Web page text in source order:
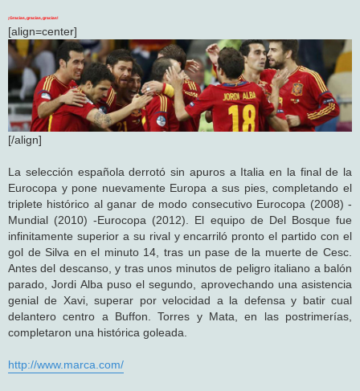
e
¡Gracias, gracias, gracias!
[align=center]
[/align]
La selección española derrotó sin apuros a Italia en la final de la
Eurocopa y pone nuevamente Europa a sus pies, completando el
triplete histórico al ganar de modo consecutivo Eurocopa (2008) -
Mundial (2010) -Eurocopa (2012). El equipo de Del Bosque fue
infinitamente superior a su rival y encarriló pronto el partido con el
gol de Silva en el minuto 14, tras un pase de la muerte de Cesc.
Antes del descanso, y tras unos minutos de peligro italiano a balón
parado, Jordi Alba puso el segundo, aprovechando una asistencia
genial de Xavi, superar por velocidad a la defensa y batir cual
delantero centro a Buffon. Torres y Mata, en las postrimerías,
completaron una histórica goleada.
http://www.marca.com/